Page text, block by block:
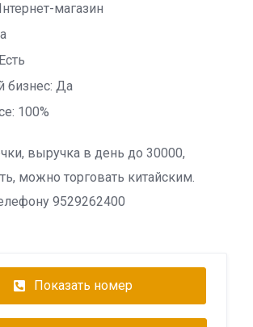
магазин
бизнес: Да
100%
выручка в день до 30000,
можно торговать китайским.
9529262400
Показать номер